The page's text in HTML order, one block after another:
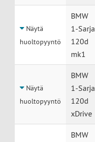
Näytä
huoltopyyntö
BMW
1-Sarja
120d
mk1
Näytä
huoltopyyntö
BMW
1-Sarja
120d
xDrive
BMW